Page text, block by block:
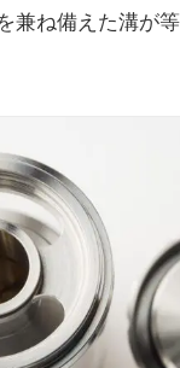
兼ね備えた溝が